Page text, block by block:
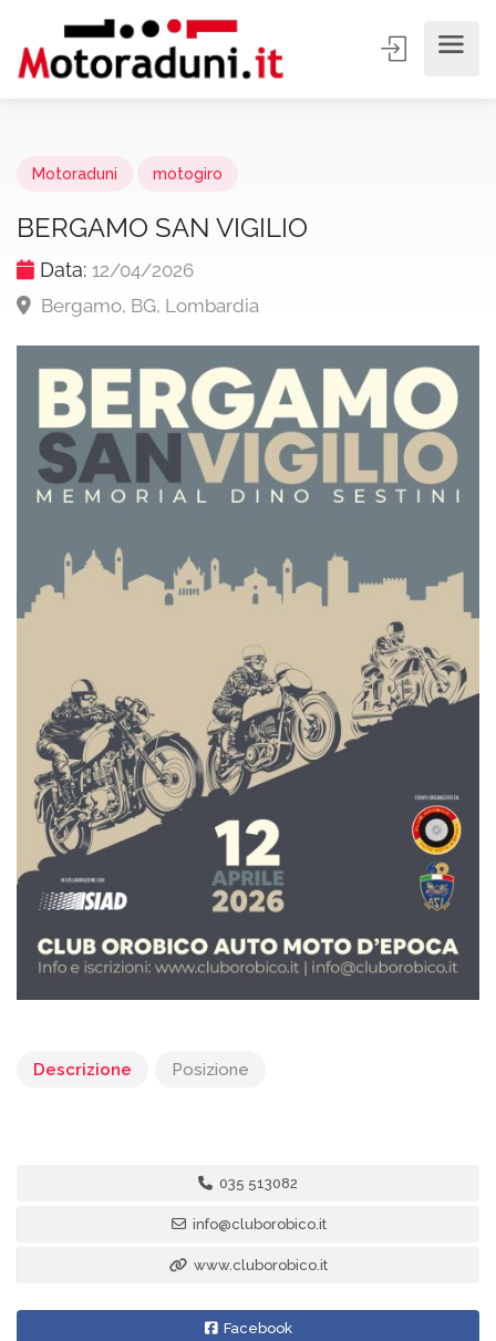
Motoraduni motogiro
BERGAMO SAN VIGILIO
Data: 12/04/2026
Bergamo, BG, Lombardia
Descrizione Posizione
035 513082
info@cluborobico.it
www.cluborobico.it
Facebook